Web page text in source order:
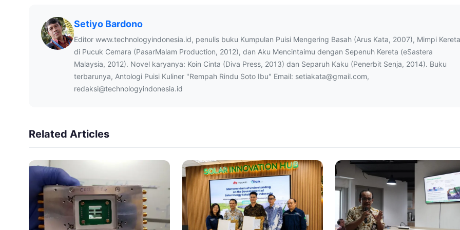
Setiyo Bardono
Editor www.technologyindonesia.id, penulis buku Kumpulan Puisi Mengering Basah (Arus Kata, 2007), Mimpi Kereta
di Pucuk Cemara (PasarMalam Production, 2012), dan Aku Mencintaimu dengan Sepenuh Kereta (eSastera
Malaysia, 2012). Novel karyanya: Koin Cinta (Diva Press, 2013) dan Separuh Kaku (Penerbit Senja, 2014). Buku
terbarunya, Antologi Puisi Kuliner "Rempah Rindu Soto Ibu" Email: setiakata@gmail.com,
redaksi@technologyindonesia.id
Related Articles